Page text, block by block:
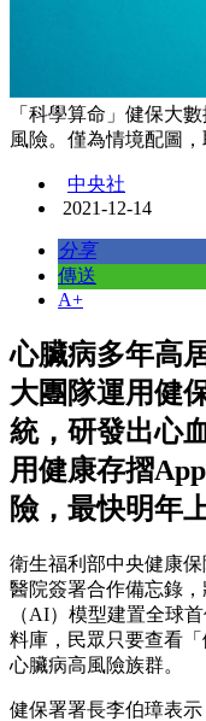
「科學算命」健保大
風險。僅為情境配圖，
中央社
2021-12-14
分享
傳送
A+
心臟病多年高
大團隊運用健
統，研發出心
用健康存摺
險，最快明年
衛生福利部中央健康
醫院簽署合作備忘錄
（AI）模型建置全球
料庫，民眾只要查看
心臟病高風險族群。
健保署署長李伯璋表